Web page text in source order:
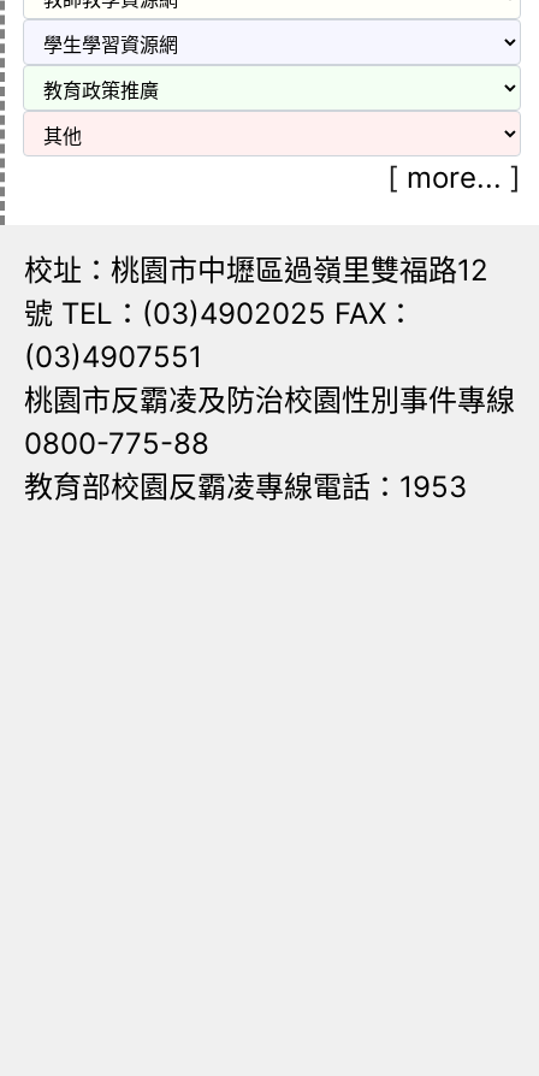
[ more... ]
校址：桃園市中壢區過嶺里雙福路12
號 TEL：(03)4902025 FAX：
(03)4907551
桃園市反霸凌及防治校園性別事件專線
0800-775-88
教育部校園反霸凌專線電話：1953